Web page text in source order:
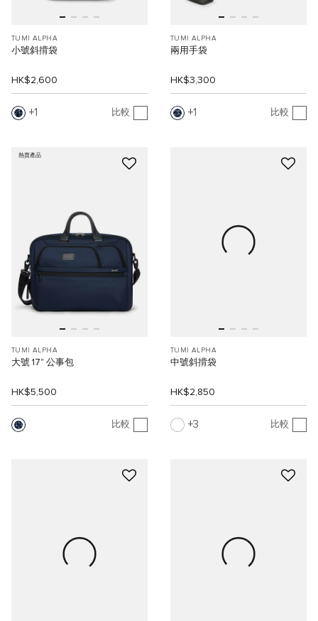
TUMI ALPHA
小號斜揹袋
HK$2,600
1 比較
TUMI ALPHA
兩用手袋
HK$3,300
1 比較
熱賣產品
TUMI ALPHA
大號 17" 公事包
HK$5,500
比較
TUMI ALPHA
中號斜揹袋
HK$2,850
3 比較